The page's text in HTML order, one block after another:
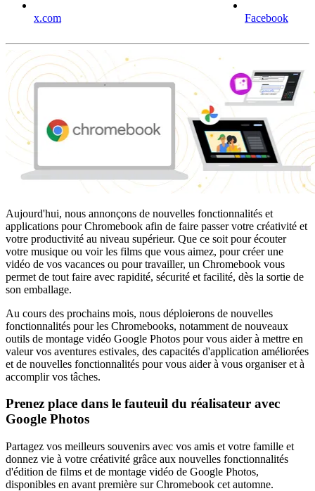
x.com Facebook
Aujourd'hui, nous annonçons de nouvelles fonctionnalités et
applications pour Chromebook afin de faire passer votre créativité et
votre productivité au niveau supérieur. Que ce soit pour écouter
votre musique ou voir les films que vous aimez, pour créer une
vidéo de vos vacances ou pour travailler, un Chromebook vous
permet de tout faire avec rapidité, sécurité et facilité, dès la sortie de
son emballage.
Au cours des prochains mois, nous déploierons de nouvelles
fonctionnalités pour les Chromebooks, notamment de nouveaux
outils de montage vidéo Google Photos pour vous aider à mettre en
valeur vos aventures estivales, des capacités d'application améliorées
et de nouvelles fonctionnalités pour vous aider à vous organiser et à
accomplir vos tâches.
Prenez place dans le fauteuil du réalisateur avec
Google Photos
Partagez vos meilleurs souvenirs avec vos amis et votre famille et
donnez vie à votre créativité grâce aux nouvelles fonctionnalités
d'édition de films et de montage vidéo de Google Photos,
disponibles en avant première sur Chromebook cet automne.